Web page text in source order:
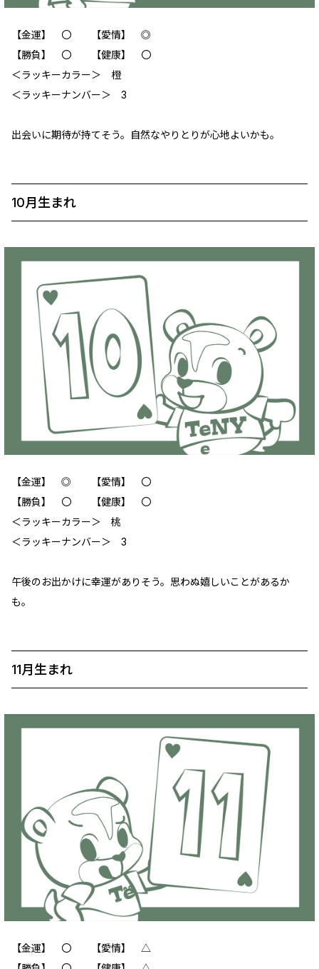
【金運】 〇 【愛情】 ◎
【勝負】 〇 【健康】 〇
＜ラッキーカラー＞ 橙
＜ラッキーナンバー＞ 3
出会いに期待が持てそう。自然なやりとりが心地よいかも。
10月生まれ
【金運】 ◎ 【愛情】 〇
【勝負】 〇 【健康】 〇
＜ラッキーカラー＞ 桃
＜ラッキーナンバー＞ 3
午後のお出かけに幸運がありそう。思わぬ嬉しいことがあるか
も。
11月生まれ
【金運】 〇 【愛情】 △